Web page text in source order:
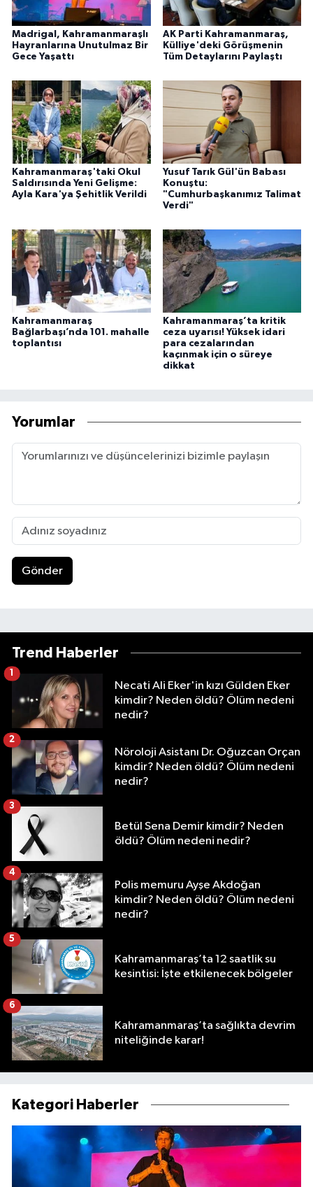
Madrigal, Kahramanmaraşlı
Hayranlarına Unutulmaz Bir
Gece Yaşattı
AK Parti Kahramanmaraş,
Külliye'deki Görüşmenin
Tüm Detaylarını Paylaştı
Kahramanmaraş'taki Okul
Saldırısında Yeni Gelişme:
Ayla Kara'ya Şehitlik Verildi
Yusuf Tarık Gül'ün Babası
Konuştu:
"Cumhurbaşkanımız Talimat
Verdi"
Kahramanmaraş
Bağlarbaşı’nda 101. mahalle
toplantısı
Kahramanmaraş’ta kritik
ceza uyarısı! Yüksek idari
para cezalarından
kaçınmak için o süreye
dikkat
Yorumlar
Gönder
Trend Haberler
Necati Ali Eker'in kızı Gülden Eker
kimdir? Neden öldü? Ölüm nedeni
nedir?
1
Nöroloji Asistanı Dr. Oğuzcan Orçan
kimdir? Neden öldü? Ölüm nedeni
nedir?
2
Betül Sena Demir kimdir? Neden
öldü? Ölüm nedeni nedir?
3
Polis memuru Ayşe Akdoğan
kimdir? Neden öldü? Ölüm nedeni
nedir?
4
Kahramanmaraş’ta 12 saatlik su
kesintisi: İşte etkilenecek bölgeler
5
Kahramanmaraş’ta sağlıkta devrim
niteliğinde karar!
6
Kategori Haberler